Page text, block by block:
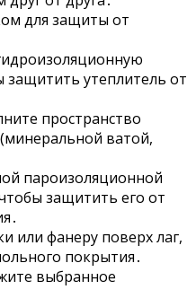
для защиты от
защитить утеплитель от
пространство
ватой,
пароизоляционной
защитить его от
или фанеру поверх лаг,
покрытия․
выбранное